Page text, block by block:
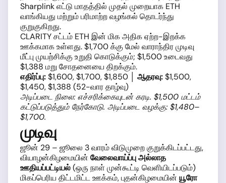
Sharplink எட்டு மாதத்தில் முதல் முறையாக ETH
வாங்கியது மற்றும் பரிமாற்ற வழங்கல் தொடர்ந்து
குறுகுகிறது.
CLARITY சட்டம் ETH இன் மிக அதிக ஏற்ற-இறக்க
ஊக்கமாக உள்ளது. $1,700 க்கு மேல் வாராந்திர முடிவு
மீட்பு முயற்சிக்கு உறுதி கொடுக்கும்; $1,500 உடைவது
$1,388 மறு சோதனையை திறக்கும்.
எதிர்ப்பு:$1,600, $1,700, $1,850 │ ஆதரவு:$1,500,
$1,450, $1,388 (52-வார தாழ்வு)
அடிப்படை நிலை: எச்சரிக்கையுடன் கரடி. $1,500 மட்டம்
கட்டுப்படுத்தும் நேர்கோடு. அடிப்படை வழக்கு: $1,480–
$1,700.
முடிவு
ஜூன் 29 – ஜூலை 3 வாரம் விடுமுறை குறுக்கிடப்பட்டது,
வியாழன்கிழமையின் வேலைவாய்ப்பு அல்லாத
ஊதியப்பட்டியல்(ஒரு நாள் முன்கூட்டி வெளியிடப்படும்)
மிகப்பெரிய திட்டமிட்ட ஊக்கம், புதன்கிழமையின் யூரோ